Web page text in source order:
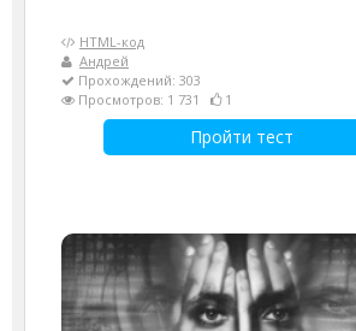
HTML-код
Андрей
Прохождений: 303
Просмотров: 1 731
1
Пройти тест